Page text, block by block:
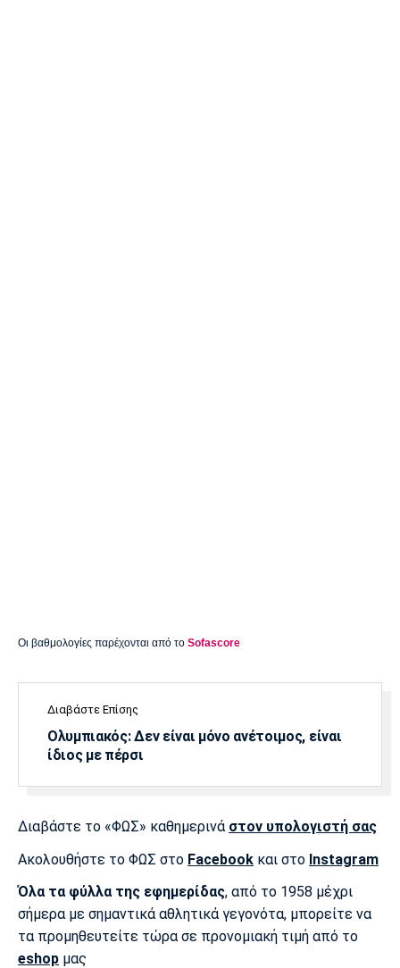
Οι βαθμολογίες παρέχονται από το Sofascore
Διαβάστε Επίσης
Ολυμπιακός: Δεν είναι μόνο ανέτοιμος, είναι
ίδιος με πέρσι
Διαβάστε το «ΦΩΣ» καθημερινά στον υπολογιστή σας
Ακολουθήστε το ΦΩΣ στο Facebook και στο Instagram
Όλα τα φύλλα της εφημερίδας, από το 1958 μέχρι
σήμερα με σημαντικά αθλητικά γεγονότα, μπορείτε να
τα προμηθευτείτε τώρα σε προνομιακή τιμή από το
eshop μας